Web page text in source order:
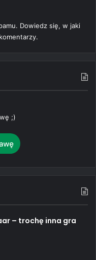
Dowiedz się, w jaki
;)
– trochę inna gra